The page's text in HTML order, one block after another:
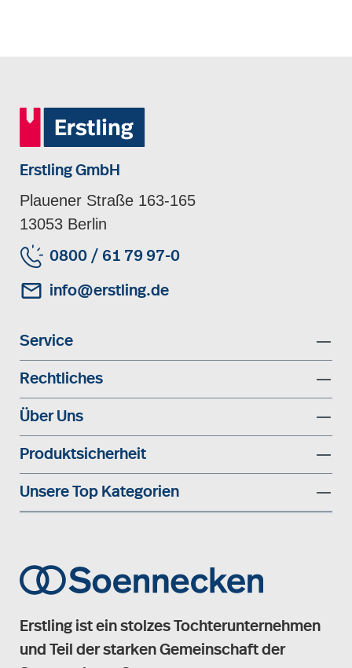
Erstling GmbH
Plauener Straße 163-165
13053 Berlin
0800 / 61 79 97-0
info@erstling.de
Service
Rechtliches
Über Uns
Produktsicherheit
Unsere Top Kategorien
Erstling ist ein stolzes Tochterunternehmen
und Teil der starken Gemeinschaft der